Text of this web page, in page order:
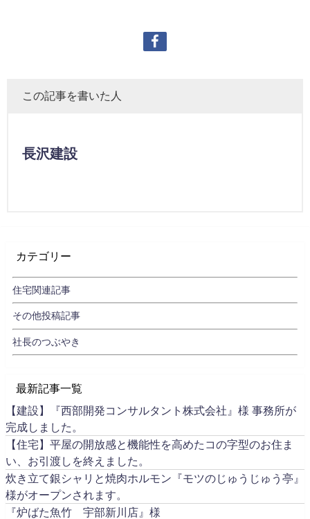
この記事を書いた人
長沢建設
カテゴリー
住宅関連記事
その他投稿記事
社長のつぶやき
最新記事一覧
【建設】『西部開発コンサルタント株式会社』様 事務所が
完成しました。
【住宅】平屋の開放感と機能性を高めたコの字型のお住ま
い、お引渡しを終えました。
炊き立て銀シャリと焼肉ホルモン『モツのじゅうじゅう亭』
様がオープンされます。
『炉ばた魚竹 宇部新川店』様